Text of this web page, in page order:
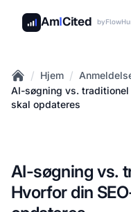
AmICited by
Home
/ Hjem /
AI-søgning vs.
skal opdateres
AI-søgning vs.
Hvorfor din